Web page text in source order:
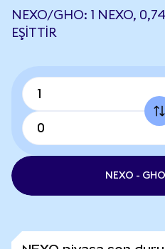
NEXO/GHO: 1 NEXO,
EŞITTIR
NEXO -